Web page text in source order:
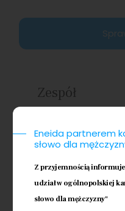
Zespół
sercem jest
doświadczenie,
wieloletnia
nasi Pacjenci
najwyższej
Eneida partnerem
słowo dla
Z przyjemnością
udział w ogólnopolskiej
słowo dla mężczyzny"